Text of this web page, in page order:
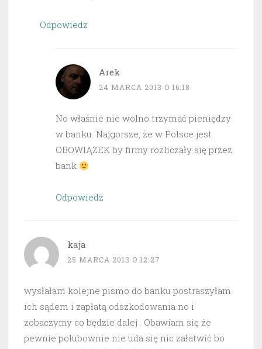
Odpowiedz
Arek
24 MARCA 2013 O 16:18
No właśnie nie wolno trzymać pieniędzy
w banku. Najgorsze, że w Polsce jest
OBOWIĄZEK by firmy rozliczały się przez
bank
Odpowiedz
kaja
25 MARCA 2013 O 12:27
wysłałam kolejne pismo do banku postraszyłam
ich sądem i zapłatą odszkodowania no i
zobaczymy co będzie dalej . Obawiam się że
pewnie polubownie nie uda się nic załatwić bo